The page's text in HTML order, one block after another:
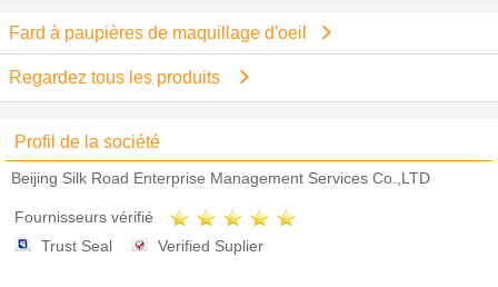
Fard à paupières de maquillage d'oeil
Regardez tous les produits
Profil de la société
Beijing Silk Road Enterprise Management Services Co.,LTD
Fournisseurs vérifié
Trust Seal
Verified Suplier